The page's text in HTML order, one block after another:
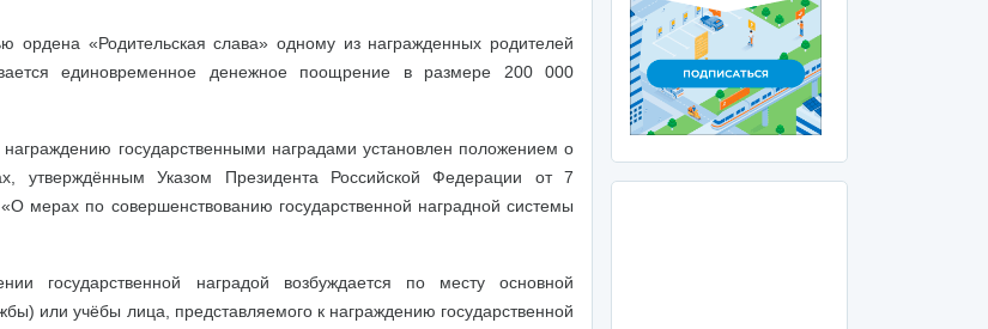
ордена «Родительская слава» одному из награжденных родителей
единовременное денежное поощрение в размере 200 000
государственными наградами установлен положением о
утверждённым Указом Президента Российской Федерации от 7
мерах по совершенствованию государственной наградной системы
государственной наградой возбуждается по месту основной
или учёбы лица, представляемого к награждению государственной